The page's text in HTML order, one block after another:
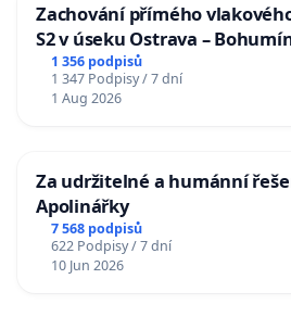
Zachování přímého
S2 v úseku Ostrava –
u Jablunkova
1 356 podpisů
1 347 Podpisy / 7 dní
1 Aug 2026
Za udržitelné a humánní
Apolinářky
7 568 podpisů
622 Podpisy / 7 dní
10 Jun 2026